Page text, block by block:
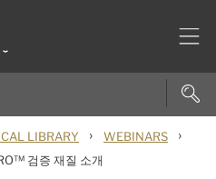
LIBRARY › WEBINARS ›
검증 재질 소개